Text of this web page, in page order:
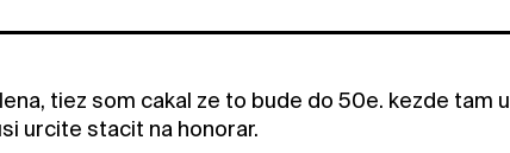
tiez som cakal ze to bude do 50e. kezde tam
urcite stacit na honorar.